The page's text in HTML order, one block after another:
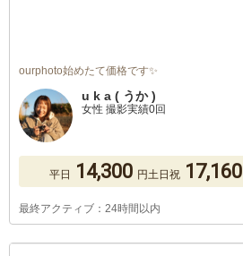
ourphoto始めたて価格です✨
u k a ( うか )
女性 撮影実績0回
平日 14,300 円土日祝 17,160
最終アクティブ：24時間以内